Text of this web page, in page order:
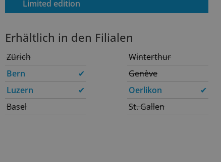
Limited edition
Erhältlich in den Filialen
Zürich
Bern
✔
Luzern
✔
Basel
Winterthur
Genève
Oerlikon
✔
St. Gallen